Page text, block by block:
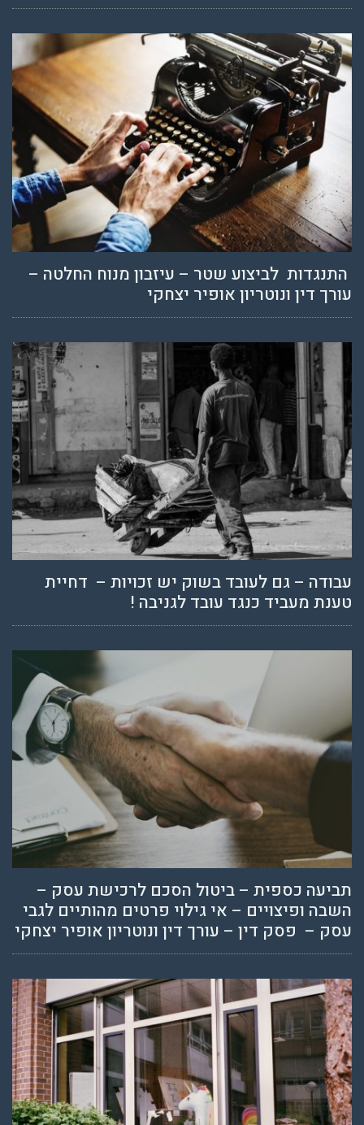
התנגדות לביצוע שטר – עיזבון מנוח החלטה –
עורך דין ונוטריון אופיר יצחקי
עבודה – גם לעובד בשוק יש זכויות – דחיית
טענת מעביד כנגד עובד לגניבה !
תביעה כספית – ביטול הסכם לרכישת עסק –
השבה ופיצויים – אי גילוי פרטים מהותיים לגבי
עסק – פסק דין – עורך דין ונוטריון אופיר יצחקי